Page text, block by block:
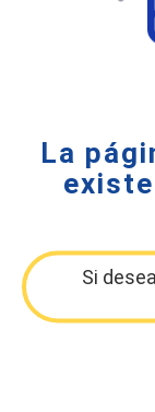
La
existe
Si